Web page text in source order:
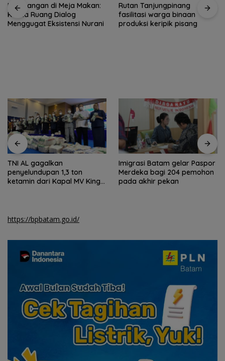
Ketegangan di Meja Makan:
Ketika Ruang Dialog
Menggugat Eksistensi Nurani
Rutan Tanjungpinang
fasilitasi warga binaan
produksi keripik pisang
TNI AL gagalkan
penyelundupan 1,3 ton
ketamin dari Kapal MV King
Imigrasi Batam gelar Paspor
Merdeka bagi 204 pemohon
pada akhir pekan
https://bpbatam.go.id/